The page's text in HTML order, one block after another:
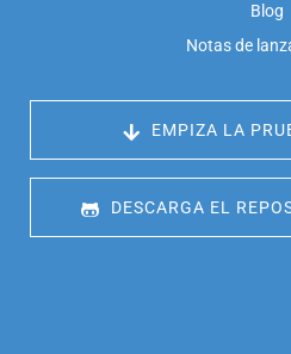
Blog
Notas de
EMPIZA LA
DESCARGA EL